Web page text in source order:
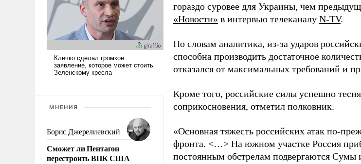
МНЕНИЯ
Борис Джерелиевский
Сможет ли Пентагон
перестроить ВПК США
гораздо суровее для Украины, чем
«Новости» в интервью телеканалу N-TV.
По словам аналитика, из-за ударов
способна производить достаточное
отказался от максимальных требований и
Кроме того, российские силы успешно
соприкосновения, отметил полковник.
«Основная тяжесть российских атак по-
фронта. <…> На южном участке Россия
постоянным обстрелам подвергаются Сумы